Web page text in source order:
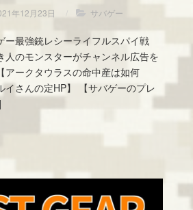
年12月23日 サバゲー
ー最強銃レシーライフルスパイ戦
人のモンスターがチャンネル広告を
アークタウラスの命中産は如何
イさんの定HP】 【サバゲーのプレ